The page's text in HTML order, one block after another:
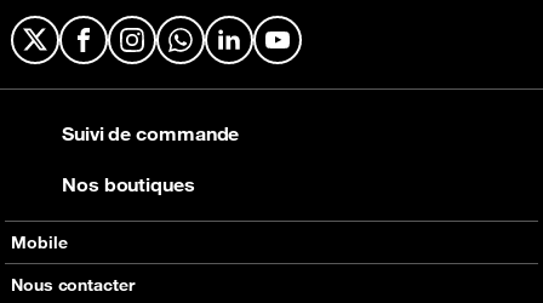
X FacebookInstagramWhatsApp
LinkedInYouTube
Mobile
Nos offres
Nous contacter
Suivi de commande
Nos boutiques